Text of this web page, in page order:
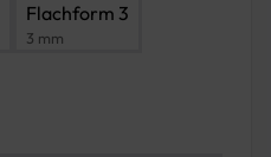
Flachform 3
3 mm